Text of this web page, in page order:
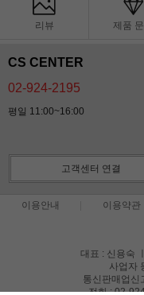
리뷰 제품
CS CENTER
02-924-2195
평일 11:00~16:00
고객센터 연결
이용안내 이용약관
대표 : 신용숙
사업자
통신판매업신
전화 : 02-